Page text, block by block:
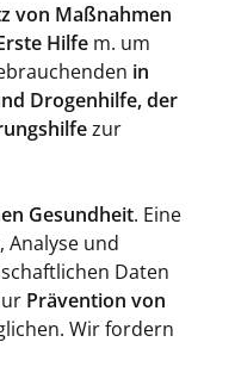
von Maßnahmen
Hilfe m. um
in
Drogenhilfe, der
zur
Gesundheit. Eine
Analyse und
Daten
Prävention von
Wir fordern